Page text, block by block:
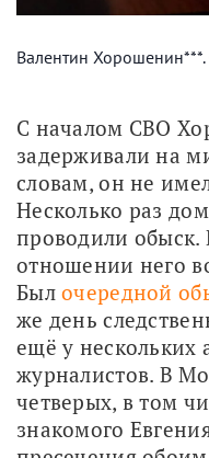
Валентин Хорошенин***.
С началом СВО
задерживали на
словам, он не
Несколько раз
проводили обыск.
отношении него
Был очередной
же день
ещё у нескольких
журналистов. В
четверых, в том
знакомого